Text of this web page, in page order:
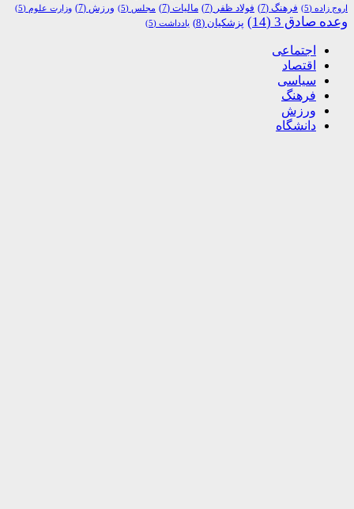
اروج زاده (5) فرهنگ (7) فولاد ظفر (7) مالیات (7) مجلس (5) ورزش (7) وزارت علوم (5)
وعده صادق 3 (14) پزشکیان (8) یادداشت (5)
اجتماعی
اقتصاد
سیاسی
فرهنگ
ورزش
دانشگاه